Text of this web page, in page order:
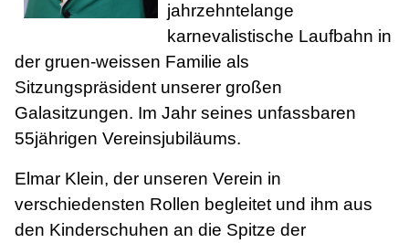
jahrzehntelange
karnevalistische Laufbahn in
der gruen-weissen Familie als
Sitzungspräsident unserer großen
Galasitzungen. Im Jahr seines unfassbaren
55jährigen Vereinsjubiläums.
Elmar Klein, der unseren Verein in
verschiedensten Rollen begleitet und ihm aus
den Kinderschuhen an die Spitze der